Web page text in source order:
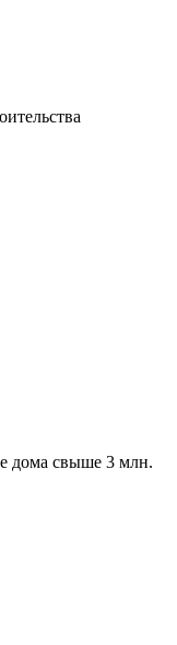
дома свыше 3 млн.